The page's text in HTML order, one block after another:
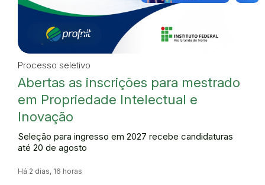
Processo seletivo
Abertas as inscrições para mestrado
em Propriedade Intelectual e
Inovação
Seleção para ingresso em 2027 recebe candidaturas
até 20 de agosto
Há 2 dias, 16 horas